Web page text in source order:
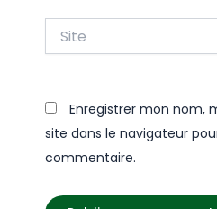
Enregistrer mon nom,
site dans le navigateur
commentaire.